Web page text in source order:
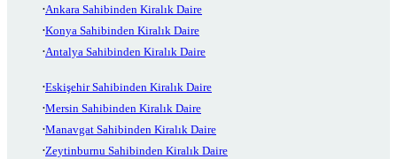
Ankara Sahibinden Kiralık Daire
Konya Sahibinden Kiralık Daire
Antalya Sahibinden Kiralık Daire
Eskişehir Sahibinden Kiralık Daire
Mersin Sahibinden Kiralık Daire
Manavgat Sahibinden Kiralık Daire
Zeytinburnu Sahibinden Kiralık Daire